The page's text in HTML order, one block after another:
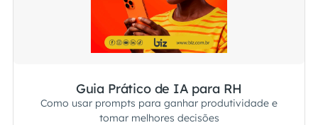
Guia Prático de IA para RH
Como usar prompts para ganhar produtividade e
tomar melhores decisões